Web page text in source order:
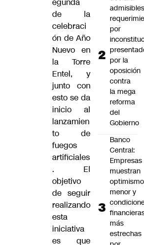
de la
celebraci
ón de Año
Nuevo en
la Torre
Entel, y
junto con
esto se da
inicio al
lanzamien
to de
fuegos
artificiales
. El
objetivo
de seguir
realizando
esta
iniciativa
es que
admisibles
por
por la
oposición
contra
la mega
reforma
del
Gobierno
Banco
Central:
Empresas
muestran
optimismo
menor y
más
estrechas